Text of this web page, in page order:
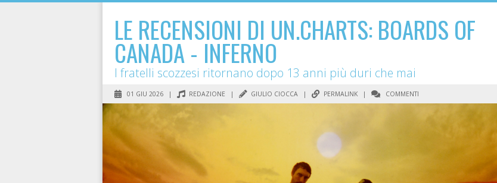
LE RECENSIONI DI UN.CHARTS: BOARDS OF
CANADA - INFERNO
I fratelli scozzesi ritornano dopo 13 anni più duri che mai
01 GIU 2026 | REDAZIONE | GIULIO CIOCCA | PERMALINK | COMMENTI